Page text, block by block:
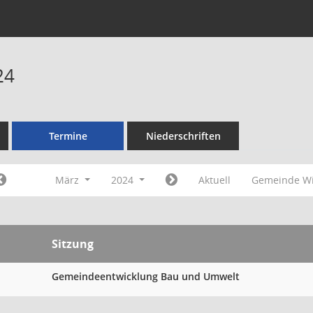
Termine Niederschriften
März 2024 Aktuell Gemeinde
Sitzung
Gemeindeentwicklung Bau und Umwelt